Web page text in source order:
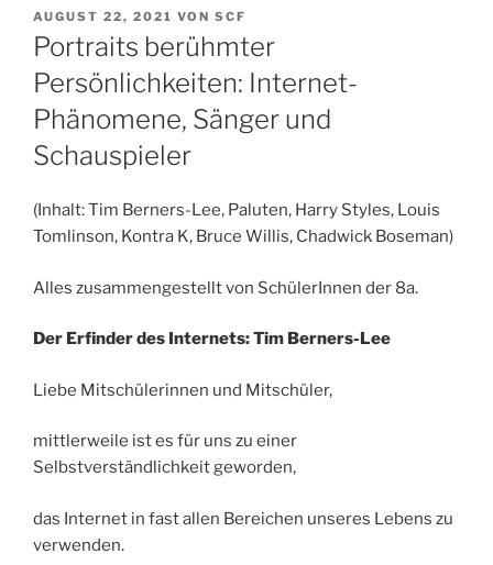
VERÖFFENTLICHT
AM
AUGUST 22, 2021 VON SCF
Portraits berühmter
Persönlichkeiten: Internet-
Phänomene, Sänger und
Schauspieler
(Inhalt: Tim Berners-Lee, Paluten, Harry Styles, Louis
Tomlinson, Kontra K, Bruce Willis, Chadwick Boseman)
Alles zusammengestellt von SchülerInnen der 8a.
Der Erfinder des Internets: Tim Berners-Lee
Liebe Mitschülerinnen und Mitschüler,
mittlerweile ist es für uns zu einer
Selbstverständlichkeit geworden,
das Internet in fast allen Bereichen unseres Lebens zu
verwenden.